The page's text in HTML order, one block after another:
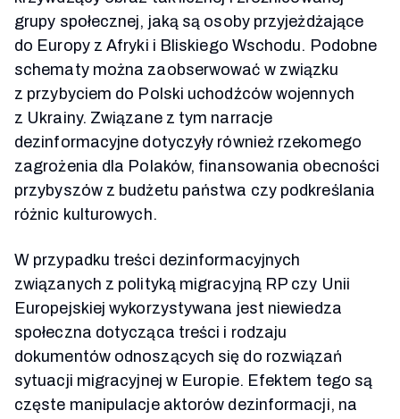
grupy społecznej, jaką są osoby przyjeżdżające
do Europy z Afryki i Bliskiego Wschodu. Podobne
schematy można zaobserwować w związku
z przybyciem do Polski uchodźców wojennych
z Ukrainy. Związane z tym narracje
dezinformacyjne dotyczyły również rzekomego
zagrożenia dla Polaków, finansowania obecności
przybyszów z budżetu państwa czy podkreślania
różnic kulturowych.
W przypadku treści dezinformacyjnych
związanych z polityką migracyjną RP czy Unii
Europejskiej wykorzystywana jest niewiedza
społeczna dotycząca treści i rodzaju
dokumentów odnoszących się do rozwiązań
sytuacji migracyjnej w Europie. Efektem tego są
częste manipulacje aktorów dezinformacji, na